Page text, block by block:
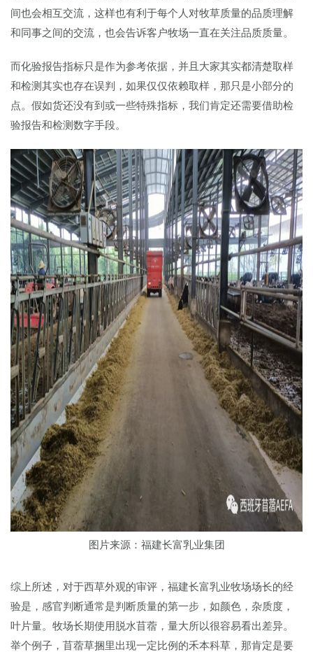
间也会相互交流，这样也有利于每个人对牧草质量的品质理解
和同事之间的交流，也会告诉客户牧场一直在关注品质质量。
而化验报告指标只是作为参考依据，并且大家其实都清楚取样
和检测其实也存在误判，如果仅仅依赖取样，那只是小部分的
点。假如货还没有到或一些特殊指标，我们肯定还需要借助检
验报告和检测数字手段。
图片来源：福建长富乳业集团
综上所述，对于西草外观的审评，福建长富乳业牧场场长的经
验是，感官判断通常是判断质量的第一步，如颜色，杂质度，
叶片量。牧场长期使用脱水苜蓿，量大所以很容易看出差异。
举个例子，苜蓿草捆里出现一定比例的禾本科草，那肯定是要